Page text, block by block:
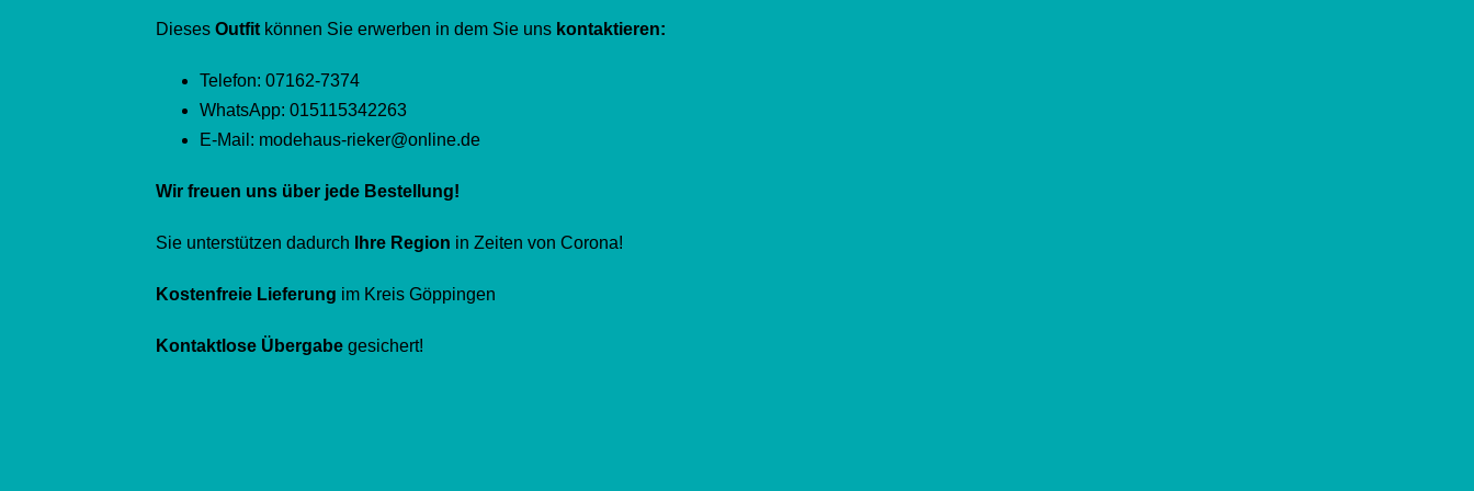
Dieses Outfit können Sie erwerben in dem Sie uns kontaktieren:
Telefon: 07162-7374
WhatsApp: 015115342263
E-Mail: modehaus-rieker@online.de
Wir freuen uns über jede Bestellung!
Sie unterstützen dadurch Ihre Region in Zeiten von Corona!
Kostenfreie Lieferung im Kreis Göppingen
Kontaktlose Übergabe gesichert!